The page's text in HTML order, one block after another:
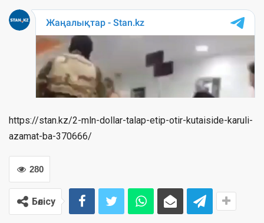
https://stan.kz/2-mln-dollar-talap-etip-otir-kutaiside-karuli-
azamat-ba-370666/
280
Бөлісу